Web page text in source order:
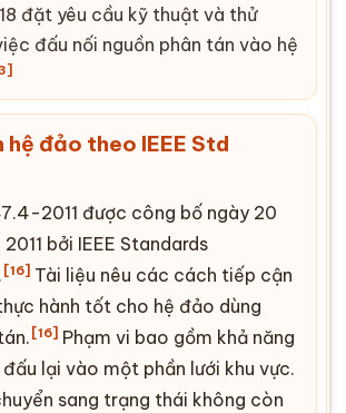
đặt yêu cầu kỹ thuật và thử
đấu nối nguồn phân tán vào hệ
hệ đảo theo IEEE Std
2011 được công bố ngày 20
bởi IEEE Standards
[16] Tài liệu nêu các cách tiếp cận
hành tốt cho hệ đảo dùng
[16] Phạm vi bao gồm khả năng
lại vào một phần lưới khu vực.
sang trạng thái không còn